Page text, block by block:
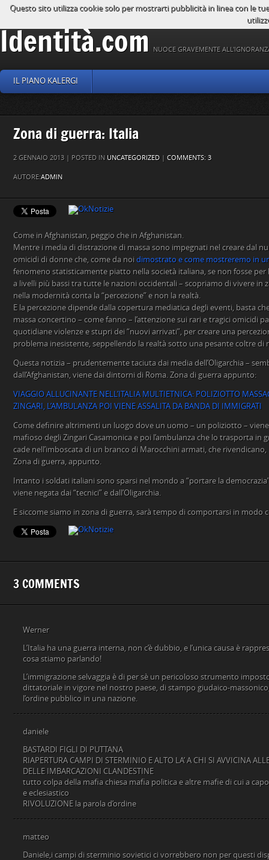
Identità.com NUOCE GRAVEMENTE
IL PIANO KALERGI
Zona di guerra: Italia
2 GENNAIO 2013 | POSTED IN UNCATEGORIZED | COMMENTS: 3
AUTORE:ADMIN
Come in Afghanistan, peggio che in Afghanistan.
Mentre i media di distrazione di massa sono impegnati nel creare dal
omicidi di donne che, come da noi dimostrato e come mostreremo in
fenomeno statisticamente piatto nella società italiana, se non fosse per
a livelli più bassi tra tutte le nazioni occidentali – scopriamo di vivere in
nella modernità conta la “percezione” e non la realtà.
E la percezione dipende dalla copertura mediatica degli eventi, basta
massa concertino – come fanno – l’attenzione sui rari e tragici omicidi
quotidiane violenze e stupri dei “nuovi arrivati”, per creare una
problema inesistente, seppellendo la realtà sotto una pesante coltre di
Questa notizia – prudentemente taciuta dai media dell’Oligarchia –
dall’Afghanistan, viene dai dintorni di Roma. Zona di guerra appunto:
VIAGGIO ALLUCINANTE NELL’ITALIA MULTIETNICA: POLIZIOTTO
ZINGARI, L’AMBULANZA POI VIENE ASSALITA DA BANDA DI IMMIGRATI
Come definire altrimenti un luogo dove un uomo – un poliziotto –
mafioso degli Zingari Casamonica e poi l’ambulanza che lo trasporta in
cade nell’imboscata di un branco di Marocchini armati, che rivendicano,
Zona di guerra, appunto.
Intanto i soldati italiani sono sparsi nel mondo a “portare la
viene negata dai “tecnici” e dall’Oligarchia.
E siccome siamo in zona di guerra, sarà tempo di comportarsi in modo
3 COMMENTS
Werner
L’Italia ha una guerra interna, non c’è dubbio, e l’unica causa è
cosa stiamo parlando!
L’immigrazione selvaggia è di per sè un pericoloso strumento
dittatoriale in vigore nel nostro paese, di stampo giudaico-
l’ordine pubblico in una nazione.
daniele
BASTARDI FIGLI DI PUTTANA
RIAPERTURA CAMPI DI STERMINIO E ALTO LA’ A CHI SI AVVICINA
DELLE IMBARCAZIONI CLANDESTINE
tutto colpa della mafia chiesa mafia politica e altre mafie di cui a
e eclesiastico
RIVOLUZIONE la parola d’ordine
matteo
Daniele,i campi di sterminio sovietici ci vorrebbero non per questi
Questo sito utilizza cookie solo per mostrarti pubblicità in linea con le